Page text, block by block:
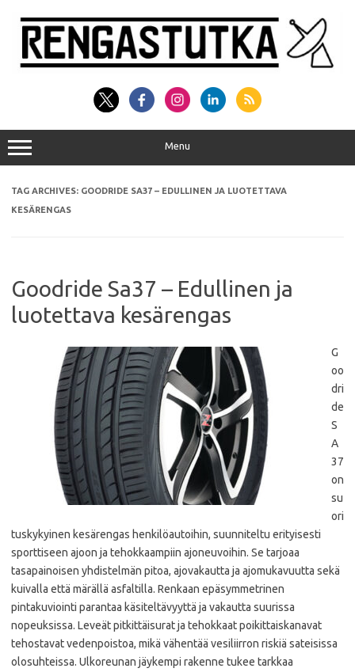
content
Menu
TAG ARCHIVES: GOODRIDE SA37 – EDULLINEN JA LUOTETTAVA
KESÄRENGAS
Goodride Sa37 – Edullinen ja
luotettava kesärengas
G
oo
dri
de
S
A
37
on
su
ori
tuskykyinen kesärengas henkilöautoihin, suunniteltu erityisesti
sporttiseen ajoon ja tehokkaampiin ajoneuvoihin. Se tarjoaa
tasapainoisen yhdistelmän pitoa, ajovakautta ja ajomukavuutta sekä
kuivalla että märällä asfaltilla. Renkaan epäsymmetrinen
pintakuviointi parantaa käsiteltävyyttä ja vakautta suurissa
nopeuksissa. Leveät pitkittäisurat ja tehokkaat poikittaiskanavat
tehostavat vedenpoistoa, mikä vähentää vesiliirron riskiä sateisissa
olosuhteissa. Ulkoreunan jäykempi rakenne tukee tarkkaa